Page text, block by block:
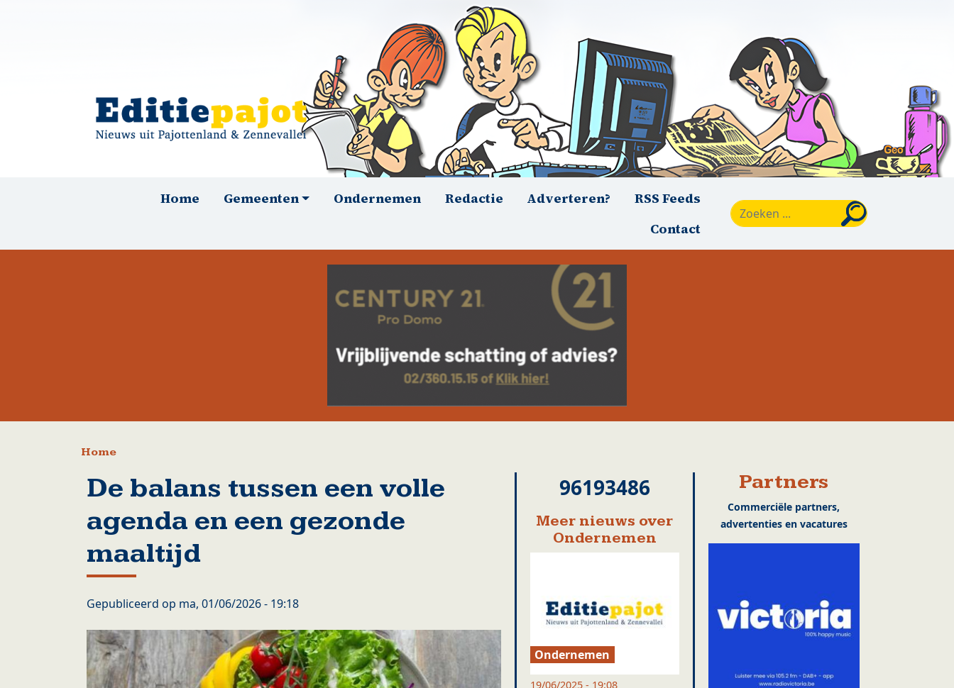
HoofdnavigatieHome Gemeenten Ondernemen Redactie Adverteren?
RSS Feeds
Contact
Kruimelpad
Home
De balans tussen een volle
agenda en een gezonde
maaltijd
Gepubliceerd op ma, 01/06/2026 - 19:18
96193486
Meer nieuws over
Ondernemen
Ondernemen
19/06/2025 - 19:08
Partners
Commerciële partners,
advertenties en vacatures